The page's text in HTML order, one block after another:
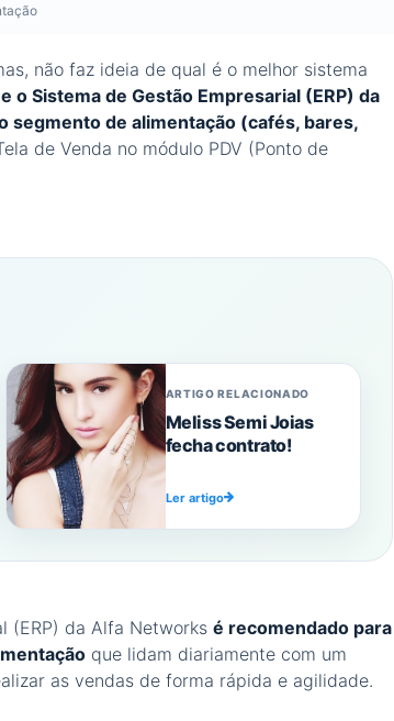
não faz ideia de qual é o melhor sistema
o Sistema de Gestão Empresarial (ERP) da
de alimentação (cafés, bares,
de Venda no módulo PDV (Ponto de
ARTIGO RELACIONADO
Meliss Semi Joias
fecha contrato!
Ler artigo
(ERP) da Alfa Networks é recomendado para
que lidam diariamente com um
as vendas de forma rápida e agilidade.